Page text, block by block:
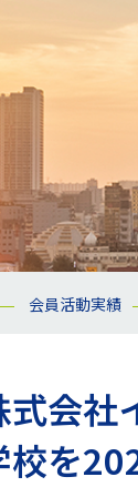
会員活動実績
式会社
校を